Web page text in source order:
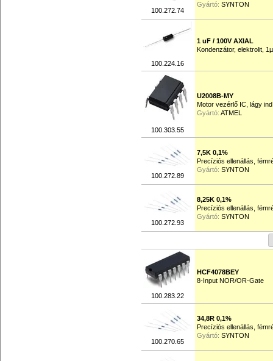
100.272.74
Gyártó: SYNTON
100.224.16
1 uF / 100V AXIAL
Kondenzátor, elektrolit,
100.303.55
U2008B-MY
Motor vezérlő IC, lágy
Gyártó: ATMEL
100.272.89
7,5K 0,1%
Precíziós ellenállás,
Gyártó: SYNTON
100.272.93
8,25K 0,1%
Precíziós ellenállás,
Gyártó: SYNTON
100.283.22
HCF4078BEY
8-Input NOR/OR-Gate
100.270.65
34,8R 0,1%
Precíziós ellenállás,
Gyártó: SYNTON